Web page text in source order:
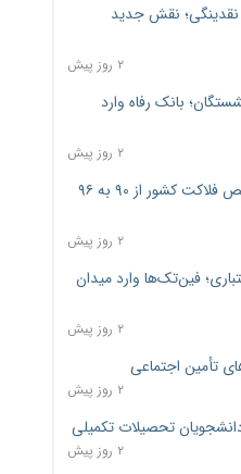
نقش جدید
۲ روز پیش
بازنشستگان؛ بانک رفاه وارد
۲ روز پیش
فشار اقتصادی در مسیر صعود؛ شاخص فلاکت کشور از ۹۰ به ۹۶
۲ روز پیش
اعتباری؛ فین‌تک‌ها وارد میدان
۲ روز پیش
۲ روز پیش
دانشجویان تحصیلات تکمیلی
۲ روز پیش